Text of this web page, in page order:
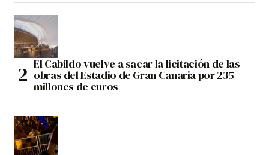
El Cabildo vuelve a sacar la licitación de las
obras del Estadio de Gran Canaria por 235
millones de euros